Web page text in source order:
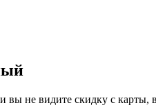
не видите скидку с карты,